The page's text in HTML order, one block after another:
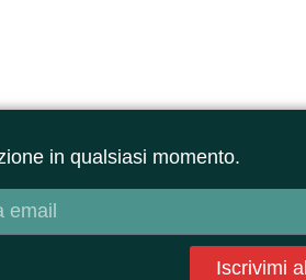
in qualsiasi momento.
Iscrivimi